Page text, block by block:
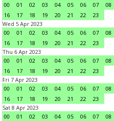
00
01 02 03 04 05 06 07 08
16
17 18 19 20 21 22
23
Wed 5 Apr 2023
00
01 02 03 04 05 06 07 08
16
17 18 19 20 21 22
23
Thu 6 Apr 2023
00
01 02 03 04 05 06 07 08
16
17 18 19 20 21 22
23
Fri 7 Apr 2023
00
01 02 03 04 05 06 07 08
16
17 18 19 20 21 22
23
Sat 8 Apr 2023
00
01 02 03 04 05 06 07 08